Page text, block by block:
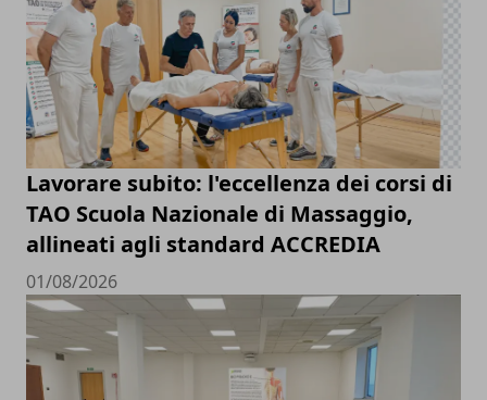
Lavorare subito: l'eccellenza dei corsi di
TAO Scuola Nazionale di Massaggio,
allineati agli standard ACCREDIA
01/08/2026